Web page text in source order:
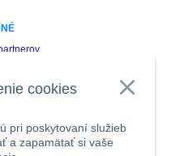
cookies
pri poskytovaní služieb
a zapamätať si vaše
VŠADE